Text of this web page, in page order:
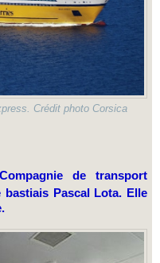
Crédit photo Corsica
de transport
Pascal Lota. Elle